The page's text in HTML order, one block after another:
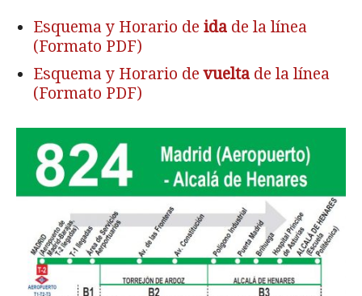
Esquema y Horario de ida de la línea
(Formato PDF)
Esquema y Horario devuelta de la línea
(Formato PDF)